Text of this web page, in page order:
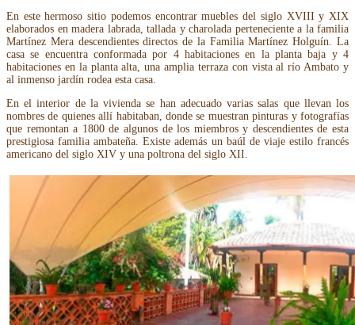
En este hermoso sitio podemos encontrar muebles del siglo XVIII y XIX
elaborados en madera labrada, tallada y charolada perteneciente a la familia
Martínez Mera descendientes directos de la Familia Martínez Holguín. La
casa se encuentra conformada por 4 habitaciones en la planta baja y 4
habitaciones en la planta alta, una amplia terraza con vista al río Ambato y
al inmenso jardín rodea esta casa.
En el interior de la vivienda se han adecuado varias salas que llevan los
nombres de quienes allí habitaban, donde se muestran pinturas y fotografías
que remontan a 1800 de algunos de los miembros y descendientes de esta
prestigiosa familia ambateña. Existe además un baúl de viaje estilo francés
americano del siglo XIV y una poltrona del siglo XII.